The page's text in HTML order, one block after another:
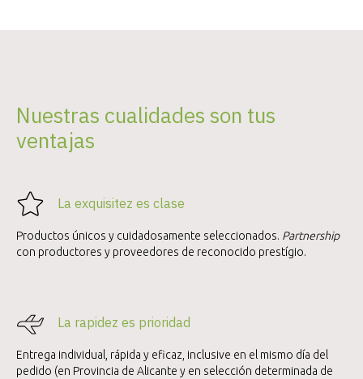
Nuestras cualidades son tus
ventajas
La exquisitez es clase
Productos únicos y cuidadosamente seleccionados. Partnership
con productores y proveedores de reconocido prestígio.
La rapidez es prioridad
Entrega individual, rápida y eficaz, inclusive en el mismo día del
pedido (en Provincia de Alicante y en selección determinada de